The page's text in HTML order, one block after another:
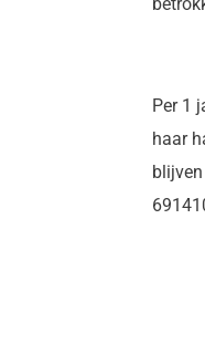
Per 1
haar